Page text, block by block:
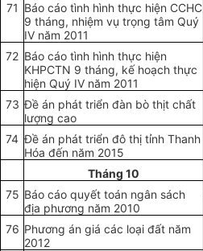
71 Báo cáo tình hình thực hiện CCHC
9 tháng, nhiệm vụ trọng tâm Quý
IV năm 2011
72 Báo cáo tình hình thực hiện
KHPCTN 9 tháng, kế hoạch thực
hiện Quý IV năm 2011
73 Đề án phát triển đàn bò thịt chất
lượng cao
74 Đề án phát triển đô thị tỉnh Thanh
Hóa đến năm 2015
Tháng 10
75 Báo cáo quyết toán ngân sách
địa phương năm 2010
76 Phương án giá các loại đất năm
2012